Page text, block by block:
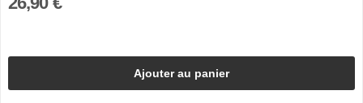
Ajouter au panier